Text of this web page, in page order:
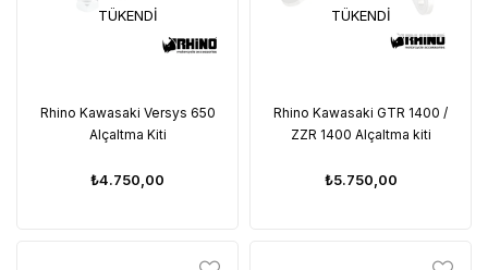
TÜKENDI
Rhino Kawasaki Versys 650
Alçaltma Kiti
₺4.750,00
TÜKENDI
Rhino Kawasaki GTR 1400 /
ZZR 1400 Alçaltma kiti
₺5.750,00